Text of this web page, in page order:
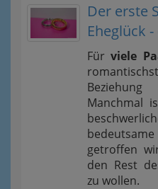
Der erste
Eheglück
Fürviele
Manchmal
getroffen
den Rest
zu wollen.